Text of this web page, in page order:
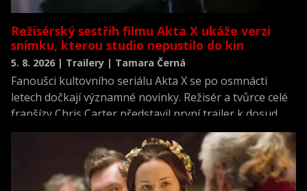
Režisérský sestřih filmu Akta X ukáže verzi
snímku, kterou studio nepustilo do kin
5. 8. 2026 | Trailery | Tamara Černá
Fanoušci kultovního seriálu Akta X se po osmnácti
letech dočkají významné novinky. Režisér a tvůrce celé
franšízy Chris Carter představil první trailer k dosud
neviděné režisérské verzi filmu Akta X: Chci uvěřit.